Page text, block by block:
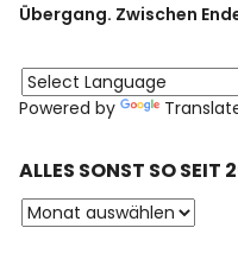
Übergang. Zwischen
Powered by
ALLES SONST SO SEIT